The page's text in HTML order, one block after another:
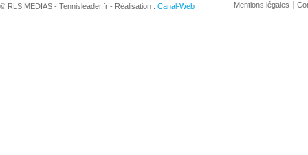
© RLS MEDIAS - Tennisleader.fr - Réalisation : Canal-Web Mentions légales